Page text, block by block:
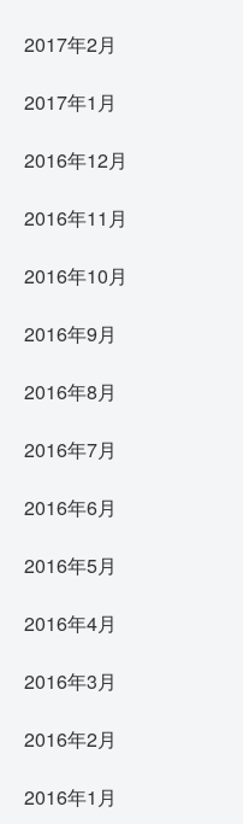
2017年2月
2017年1月
2016年12月
2016年11月
2016年10月
2016年9月
2016年8月
2016年7月
2016年6月
2016年5月
2016年4月
2016年3月
2016年2月
2016年1月